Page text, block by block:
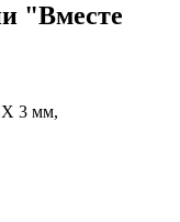
"Вместе
3 мм,